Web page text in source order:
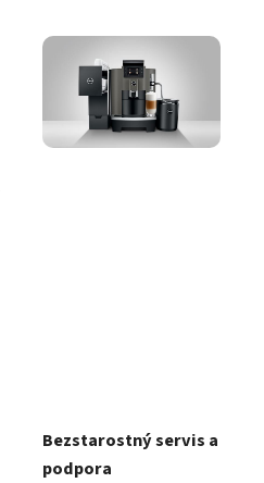
Bezstarostný servis a
podpora